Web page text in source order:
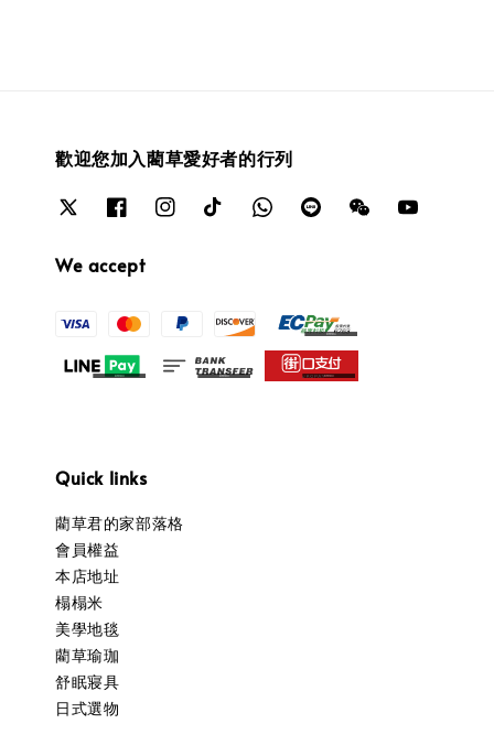
歡迎您加入藺草愛好者的行列
We accept
Quick links
藺草君的家部落格
會員權益
本店地址
榻榻米
美學地毯
藺草瑜珈
舒眠寢具
日式選物